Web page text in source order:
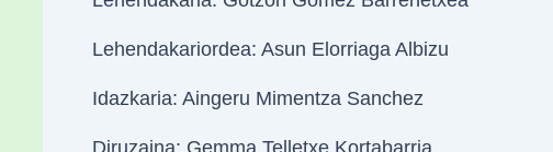
Lehendakariordea: Asun Elorriaga Albizu
Idazkaria: Aingeru Mimentza Sanchez